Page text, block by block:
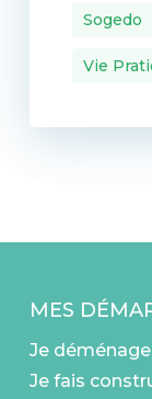
Sogedo
Vie
MES
Je
Je fais